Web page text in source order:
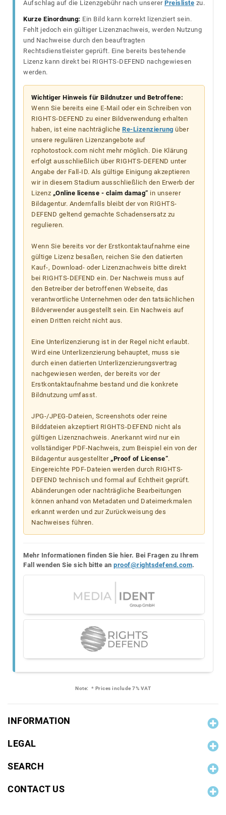
Aufschlag auf die Lizenzgebühr nach unserer Preisliste zu.
Kurze Einordnung: Ein Bild kann korrekt lizenziert sein.
Fehlt jedoch ein gültiger Lizenznachweis, werden Nutzung
und Nachweise durch den beauftragten
Rechtsdienstleister geprüft. Eine bereits bestehende
Lizenz kann direkt bei RIGHTS-DEFEND nachgewiesen
werden.
Wichtiger Hinweis für Bildnutzer und Betroffene:
Wenn Sie bereits eine E-Mail oder ein Schreiben von
RIGHTS-DEFEND zu einer Bildverwendung erhalten
haben, ist eine nachträgliche Re-Lizenzierung über
unsere regulären Lizenzangebote auf
rcphotostock.com nicht mehr möglich. Die Klärung
erfolgt ausschließlich über RIGHTS-DEFEND unter
Angabe der Fall-ID. Als gültige Einigung akzeptieren
wir in diesem Stadium ausschließlich den Erwerb der
Lizenz „Online license - claim damag“ in unserer
Bildagentur. Andernfalls bleibt der von RIGHTS-
DEFEND geltend gemachte Schadensersatz zu
regulieren.
Wenn Sie bereits vor der Erstkontaktaufnahme eine
gültige Lizenz besaßen, reichen Sie den datierten
Kauf-, Download- oder Lizenznachweis bitte direkt
bei RIGHTS-DEFEND ein. Der Nachweis muss auf
den Betreiber der betroffenen Webseite, das
verantwortliche Unternehmen oder den tatsächlichen
Bildverwender ausgestellt sein. Ein Nachweis auf
einen Dritten reicht nicht aus.
Eine Unterlizenzierung ist in der Regel nicht erlaubt.
Wird eine Unterlizenzierung behauptet, muss sie
durch einen datierten Unterlizenzierungsvertrag
nachgewiesen werden, der bereits vor der
Erstkontaktaufnahme bestand und die konkrete
Bildnutzung umfasst.
JPG-/JPEG-Dateien, Screenshots oder reine
Bilddateien akzeptiert RIGHTS-DEFEND nicht als
gültigen Lizenznachweis. Anerkannt wird nur ein
vollständiger PDF-Nachweis, zum Beispiel ein von der
Bildagentur ausgestellter „Proof of License“.
Eingereichte PDF-Dateien werden durch RIGHTS-
DEFEND technisch und formal auf Echtheit geprüft.
Abänderungen oder nachträgliche Bearbeitungen
können anhand von Metadaten und Dateimerkmalen
erkannt werden und zur Zurückweisung des
Nachweises führen.
Mehr Informationen finden Sie hier. Bei Fragen zu Ihrem
Fall wenden Sie sich bitte an proof@rightsdefend.com.
Note: * Prices include 7% VAT
INFORMATION
LEGAL
SEARCH
CONTACT US